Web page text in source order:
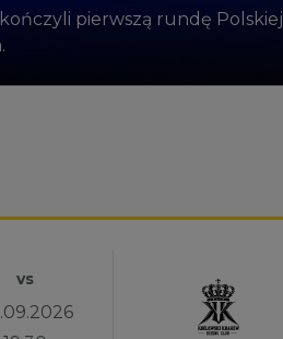
pierwszą rundę Polskiej
vs